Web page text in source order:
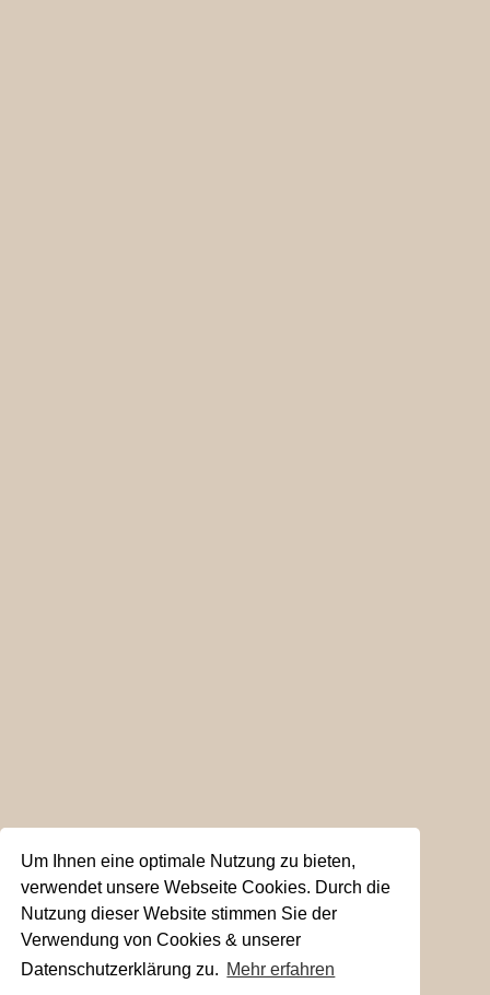
Um Ihnen eine optimale Nutzung zu bieten,
verwendet unsere Webseite Cookies. Durch die
Nutzung dieser Website stimmen Sie der
Verwendung von Cookies & unserer
Datenschutzerklärung zu. Mehr erfahren